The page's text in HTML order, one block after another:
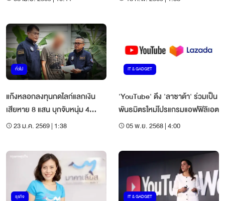
ทั่วไป
แก๊งหลอกลงทุนกดไลก์แลกเงิน
เสียหาย 8 แสน บุกจับหนุ่ม 4
หมายจับ
23 ม.ค. 2569 | 1:38
IT & GADGET
'YouTube' ดึง 'ลาซาด้า' ร่วมเป็น
พันธมิตรใหม่โปรแกรมแอฟฟิลิเอต
05 พ.ย. 2568 | 4:00
ธุรกิจ IT & GADGET